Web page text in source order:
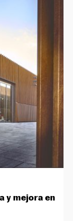
y mejora en